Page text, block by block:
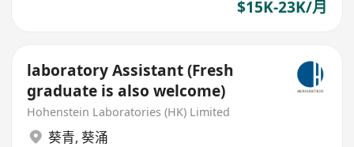
$15K-23K/月
laboratory Assistant (Fresh
graduate is also welcome)
Hohenstein Laboratories (HK) Limited
葵青, 葵涌